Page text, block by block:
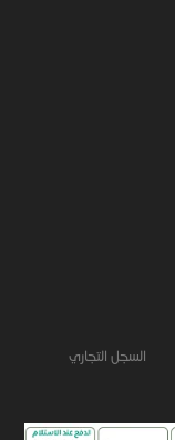
السجل التجاري